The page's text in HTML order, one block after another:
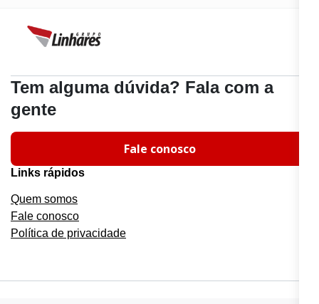
Tem alguma dúvida? Fala com a
gente
Fale conosco
Links rápidos
Quem somos
Fale conosco
Política de privacidade